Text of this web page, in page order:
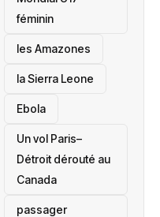
féminin
les Amazones
la Sierra Leone
‎Ebola
Un vol Paris–
Détroit dérouté au
Canada
passager